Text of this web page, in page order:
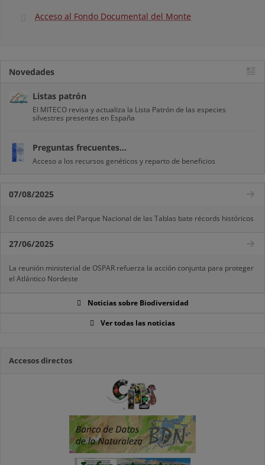
Acceso al Fondo Documental del Monte
Novedades
Listas patrón
El MITECO revisa y actualiza la Lista Patrón de las especies
silvestres presentes en España
Preguntas frecuentes...
Acceso a los recursos genéticos y reparto de beneficios
07/08/2025
El censo de aves del Parque Nacional de las Tablas bate récords históricos
27/06/2025
La reunión ministerial de OSPAR refuerza la acción conjunta para proteger
el Atlántico Nordeste
Noticias sobre Biodiversidad
Ver todas las noticias
Accesos directos